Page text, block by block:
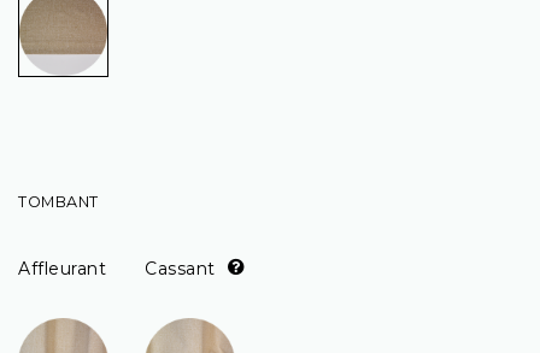
TOMBANT
Affleurant Cassant